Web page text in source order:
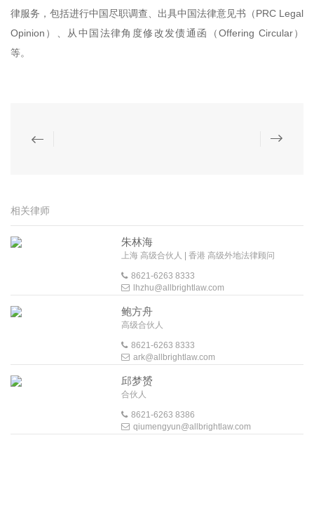
律服务，包括进行中国尽职调查、出具中国法律意见书（PRC Legal
Opinion）、从中国法律角度修改发债通函（Offering Circular）
等。
相关律师
朱林海
上海 高级合伙人 | 香港 高级外地法律顾问
8621-6263 8333
lhzhu@allbrightlaw.com
鲍方舟
高级合伙人
8621-6263 8333
ark@allbrightlaw.com
邱梦赟
合伙人
8621-6263 8386
qiumengyun@allbrightlaw.com